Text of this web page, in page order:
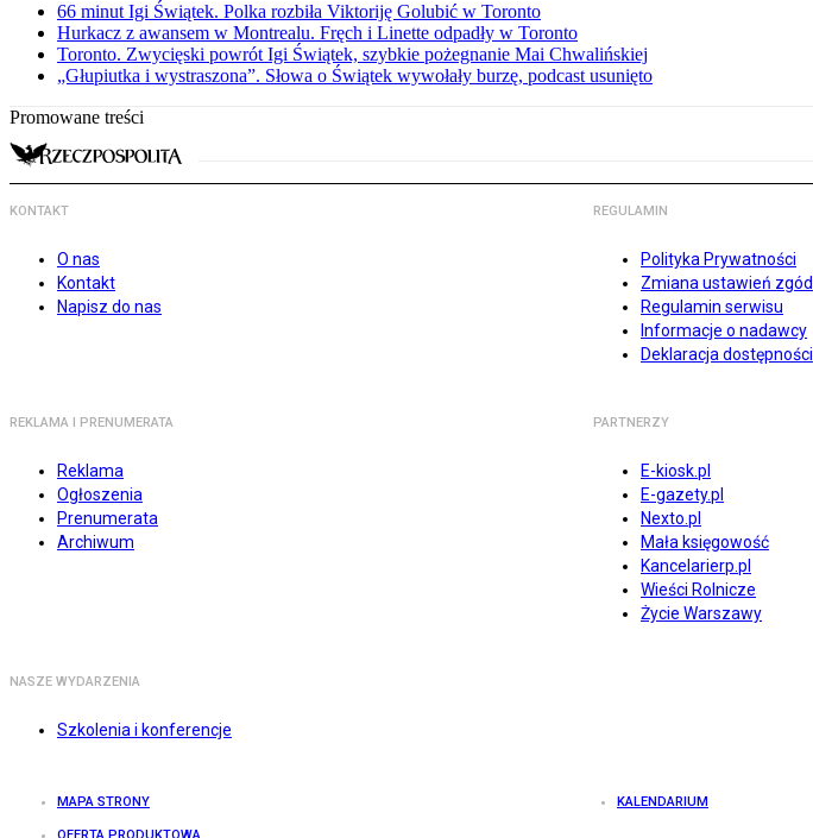
66 minut Igi Świątek. Polka rozbiła Viktoriję Golubić w Toronto
Hurkacz z awansem w Montrealu. Fręch i Linette odpadły w Toronto
Toronto. Zwycięski powrót Igi Świątek, szybkie pożegnanie Mai Chwalińskiej
„Głupiutka i wystraszona”. Słowa o Świątek wywołały burzę, podcast usunięto
Promowane treści
KONTAKT
O nas
Kontakt
Napisz do nas
REGULAMIN
Polityka Prywatności
Zmiana ustawień zgód
Regulamin serwisu
Informacje o nadawcy
Deklaracja dostępności
REKLAMA I PRENUMERATA
Reklama
Ogłoszenia
Prenumerata
Archiwum
PARTNERZY
E-kiosk.pl
E-gazety.pl
Nexto.pl
Mała księgowość
Kancelarierp.pl
Wieści Rolnicze
Życie Warszawy
NASZE WYDARZENIA
Szkolenia i konferencje
MAPA STRONY KALENDARIUM